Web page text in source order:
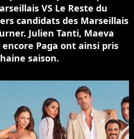
VS Le Reste du
candidats des Marseillais
Julien Tanti, Maeva
Paga ont ainsi pris
saison.